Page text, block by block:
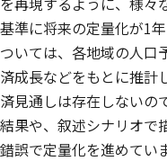
基準に将来の定量化が1
ついては、各地域の人口
済成長などをもとに推計
済見通しは存在しないの
結果や、叙述シナリオで
錯誤で定量化を進めてい